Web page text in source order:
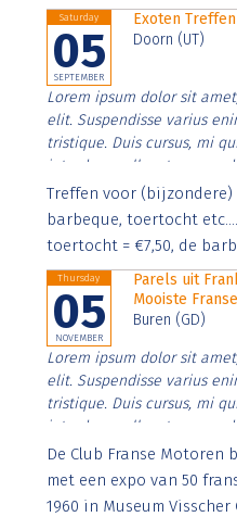
Saturday
05
SEPTEMBER
Exoten Treffen
Doorn (UT)
Lorem ipsum dolor sit
elit. Suspendisse varius
tristique. Duis cursus, mi
interdum nulla, ut
Aenean faucibus nibh et
imperdiet. Nunc ut sem
Treffen voor
barbeque, toertocht
toertocht = €7,50, de
Thursday
05
NOVEMBER
Parels uit
Mooiste
Buren (GD)
Lorem ipsum dolor sit
elit. Suspendisse varius
tristique. Duis cursus, mi
interdum nulla, ut
Aenean faucibus nibh et
imperdiet. Nunc ut sem
De Club Franse
met een expo van 50
1960 in Museum Visscher